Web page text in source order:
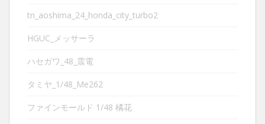
tn_aoshima_24_honda_city_turbo2
HGUC_メッサーラ
ハセガワ_48_震電
タミヤ_1/48_Me262
ファインモールド 1/48 橘花